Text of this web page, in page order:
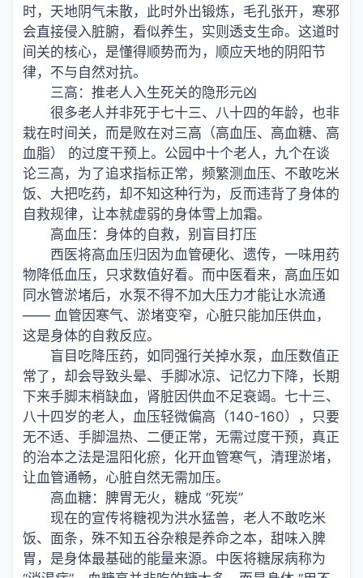
时，天地阴气未散，此时外出锻炼，毛孔张开，寒邪
会直接侵入脏腑，看似养生，实则透支生命。这道时
间关的核心，是懂得顺势而为，顺应天地的阴阳节
律，不与自然对抗。
三高：推老人入生死关的隐形元凶
很多老人并非死于七十三、八十四的年龄，也非
栽在时间关，而是败在对三高（高血压、高血糖、高
血脂） 的过度干预上。公园中十个老人，九个在谈
论三高，为了追求指标正常，频繁测血压、不敢吃米
饭、大把吃药，却不知这种行为，反而违背了身体的
自救规律，让本就虚弱的身体雪上加霜。
高血压：身体的自救，别盲目打压
西医将高血压归因为血管硬化、遗传，一味用药
物降低血压，只求数值好看。而中医看来，高血压如
同水管淤堵后，水泵不得不加大压力才能让水流通
—— 血管因寒气、淤堵变窄，心脏只能加压供血，
这是身体的自救反应。
盲目吃降压药，如同强行关掉水泵，血压数值正
常了，却会导致头晕、手脚冰凉、记忆力下降，长期
下来手脚末梢缺血，肾脏因供血不足衰竭。七十三、
八十四岁的老人，血压轻微偏高（140-160），只要
无不适、手脚温热、二便正常，无需过度干预，真正
的治本之法是温阳化瘀，化开血管寒气，清理淤堵，
让血管通畅，心脏自然无需加压。
高血糖：脾胃无火，糖成 “死炭”
现在的宣传将糖视为洪水猛兽，老人不敢吃米
饭、面条，殊不知五谷杂粮是养命之本，甜味入脾
胃，是身体最基础的能量来源。中医将糖尿病称为